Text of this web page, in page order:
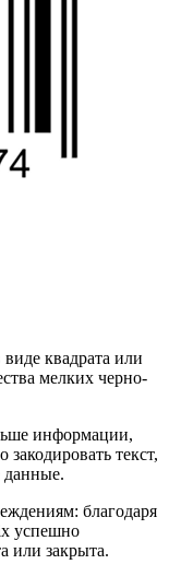
квадрата или
мелких черно-
информации,
текст,
данные.
благодаря
успешно
или закрыта.